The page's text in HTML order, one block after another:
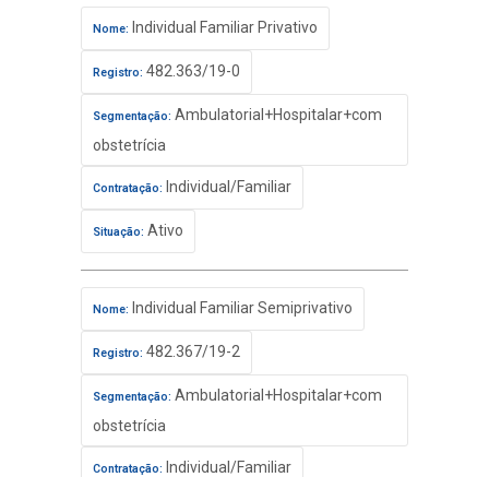
Nome: Individual Familiar Privativo
Registro: 482.363/19-0
Segmentação: Ambulatorial+Hospitalar+com
obstetrícia
Contratação: Individual/Familiar
Situação: Ativo
Nome: Individual Familiar Semiprivativo
Registro: 482.367/19-2
Segmentação: Ambulatorial+Hospitalar+com
obstetrícia
Contratação: Individual/Familiar